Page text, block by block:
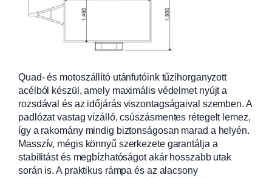
Quad- és motoszállító utánfutóink tűzihorganyzott
acélból készül, amely maximális védelmet nyújt a
rozsdávalés az időjárás viszontagságaival szemben. A
padlózat vastag vízálló, csúszásmentes rétegelt lemez,
így a rakomány mindig biztonságosan marad a helyén.
Masszív, mégis könnyű szerkezete garantálja a
stabilitást és megbízhatóságot akár hosszabb utak
során is. A praktikus rámpa és az alacsony